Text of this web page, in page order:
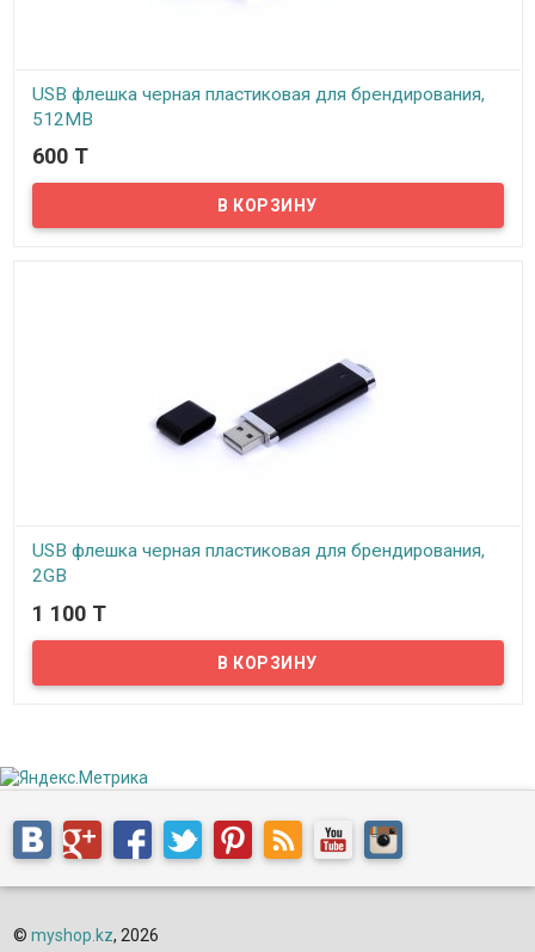
USB флешка черная пластиковая для брендирования,
512MB
В наличии
​Предлагаем вам купить USB флешку 512MB, которая всегда
будет под рукой как удобный инструмент для передачи данных.
Ваш логотип и контактная информация будут на виду, тем самым
600 T
USB флешка черная пластиковая для брендирования,
2GB
В наличии
Предлагаем вам купить USB флешку 2GB, которая всегда будет
под рукой как удобный инструмент для передачи данных. Ваш
логотип и контактная информация будут на виду, тем самым
1 100 T
© myshop.kz, 2026